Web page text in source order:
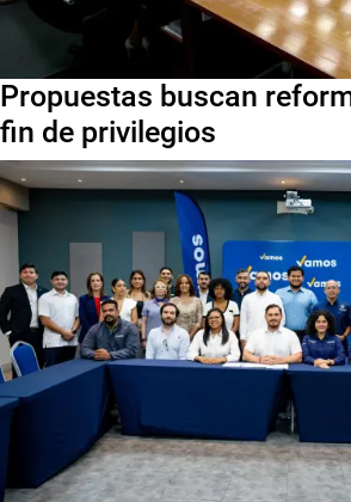
Propuestas buscan
fin de privilegios